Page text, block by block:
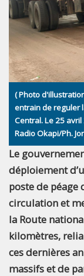
( Photo
entrain de reguler
Central. Le 25
Radio Okapi/Ph.
Le
déploiement
poste de péage
circulation et
la Route
kilomètres,
ces dernières
massifs et de